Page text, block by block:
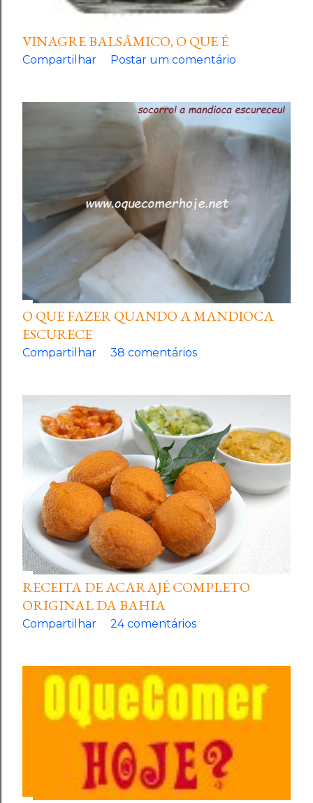
VINAGRE BALSÂMICO, O QUE É
Compartilhar Postar um comentário
O QUE FAZER QUANDO A MANDIOCA
ESCURECE
Compartilhar 38 comentários
RECEITA DE ACARAJÉ COMPLETO
ORIGINAL DA BAHIA
Compartilhar 24 comentários